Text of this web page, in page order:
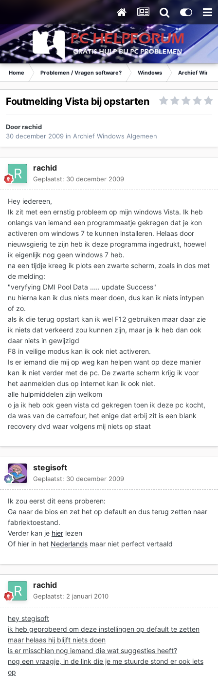
Home Problemen / Vragen software? Windows Archief
Foutmelding Vista bij opstarten
Doorrachid
30 december 2009 in Archief Windows Algemeen
rachid
Geplaatst: 30 december 2009
Hey iedereen,
Ik zit met een ernstig probleem op mijn windows Vista. Ik heb
onlangs van iemand een programmaatje gekregen dat je kon
activeren om windows 7 te kunnen installeren. Helaas door
nieuwsgierig te zijn heb ik deze programma ingedrukt, hoewel
ik eigenlijk nog geen windows 7 heb.
na een tijdje kreeg ik plots een zwarte scherm, zoals in dos met
de melding:
"veryfying DMI Pool Data ..... update Success"
nu hierna kan ik dus niets meer doen, dus kan ik niets intypen
of zo.
als ik die terug opstart kan ik wel F12 gebruiken maar daar zie
ik niets dat verkeerd zou kunnen zijn, maar ja ik heb dan ook
daar niets in gewijzigd
F8 in veilige modus kan ik ook niet activeren.
Is er iemand die mij op weg kan helpen want op deze manier
kan ik niet verder met de pc. De zwarte scherm krijg ik voor
het aanmelden dus op internet kan ik ook niet.
alle hulpmiddelen zijn welkom
o ja ik heb ook geen vista cd gekregen toen ik deze pc kocht,
da was van de carrefour, het enige dat erbij zit is een blank
recovery dvd waar volgens mij niets op staat
stegisoft
Geplaatst: 30 december 2009
Ik zou eerst dit eens proberen:
Ga naar de bios en zet het op default en dus terug zetten naar
fabriektoestand.
Verder kan je hier lezen
Of hier in het Nederlands maar niet perfect vertaald
rachid
Geplaatst: 2 januari 2010
hey stegisoft
ik heb geprobeerd om deze instellingen op default te zetten
maar helaas hij blijft niets doen
is er misschien nog iemand die wat suggesties heeft?
nog een vraagje, in de link die je me stuurde stond er ook iets
op